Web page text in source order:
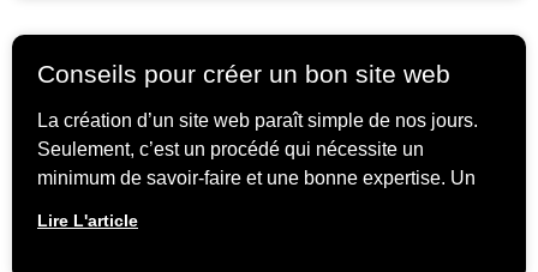
Conseils pour créer un bon site web
La création d’un site web paraît simple de nos jours.
Seulement, c’est un procédé qui nécessite un
minimum de savoir-faire et une bonne expertise. Un
Lire L'article